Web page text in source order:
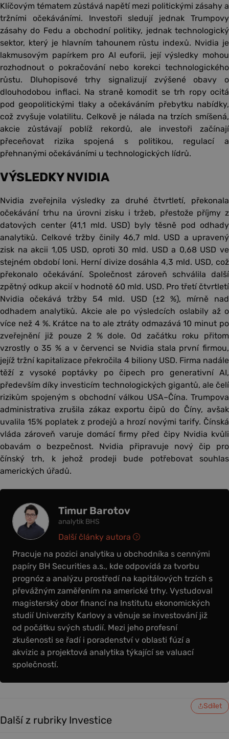
Klíčovým tématem zůstává napětí mezi politickými zásahy a
tržními očekáváními. Investoři sledují jednak Trumpovy
zásahy do Fedu a obchodní politiky, jednak technologický
sektor, který je hlavním tahounem růstu indexů. Nvidia je
lakmusovým papírkem pro AI euforii, její výsledky mohou
rozhodnout o pokračování nebo korekci technologického
růstu. Dluhopisové trhy signalizují zvýšené obavy o
dlouhodobou inflaci. Na straně komodit se trh ropy ocitá
pod geopolitickými tlaky a očekáváním přebytku nabídky,
což zvyšuje volatilitu. Celkově je nálada na trzích smíšená,
akcie zůstávají poblíž rekordů, ale investoři začínají
přeceňovat rizika spojená s politikou, regulací a
přehnanými očekáváními u technologických lídrů.
VÝSLEDKY NVIDIA
Nvidia zveřejnila výsledky za druhé čtvrtletí, překonala
očekávání trhu na úrovni zisku i tržeb, přestože příjmy z
datových center (41,1 mld. USD) byly těsně pod odhady
analytiků. Celkové tržby činily 46,7 mld. USD a upravený
zisk na akcii 1,05 USD, oproti 30 mld. USD a 0,68 USD ve
stejném období loni. Herní divize dosáhla 4,3 mld. USD, což
překonalo očekávání. Společnost zároveň schválila další
zpětný odkup akcií v hodnotě 60 mld. USD. Pro třetí čtvrtletí
Nvidia očekává tržby 54 mld. USD (±2 %), mírně nad
odhadem analytiků. Akcie ale po výsledcích oslabily až o
více než 4 %. Krátce na to ale ztráty odmazává 10 minut po
zveřejnění již pouze 2 % dole. Od začátku roku přitom
vzrostly o 35 % a v červenci se Nvidia stala první firmou,
jejíž tržní kapitalizace překročila 4 biliony USD. Firma nadále
těží z vysoké poptávky po čipech pro generativní AI,
především díky investicím technologických gigantů, ale čelí
rizikům spojeným s obchodní válkou USA–Čína. Trumpova
administrativa zrušila zákaz exportu čipů do Číny, avšak
uvalila 15% poplatek z prodejů a hrozí novými tarify. Čínská
vláda zároveň varuje domácí firmy před čipy Nvidia kvůli
obavám o bezpečnost. Nvidia připravuje nový čip pro
čínský trh, k jehož prodeji bude potřebovat souhlas
amerických úřadů.
Timur Barotov
analytik BHS
Pracuje na pozici analytika u obchodníka s cennými
papíry BH Securities a.s., kde odpovídá za tvorbu
prognóz a analýzu prostředí na kapitálových trzích s
převážným zaměřením na americké trhy. Vystudoval
magisterský obor financí na Institutu ekonomických
studií Univerzity Karlovy a věnuje se investování již
od počátku svých studií. Mezi jeho profesní
zkušenosti se řadí i poradenství v oblasti fúzí a
akvizic a projektová analytika týkající se valuací
společností.
Další články autora
Sdílet
Další z rubriky Investice